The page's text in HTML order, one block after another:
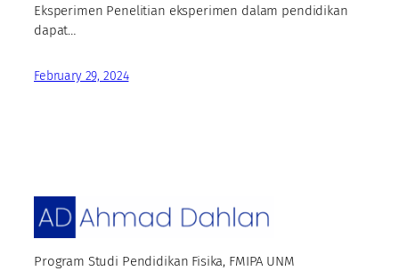
Eksperimen Penelitian eksperimen dalam pendidikan
dapat…
February 29, 2024
Program Studi Pendidikan Fisika, FMIPA UNM